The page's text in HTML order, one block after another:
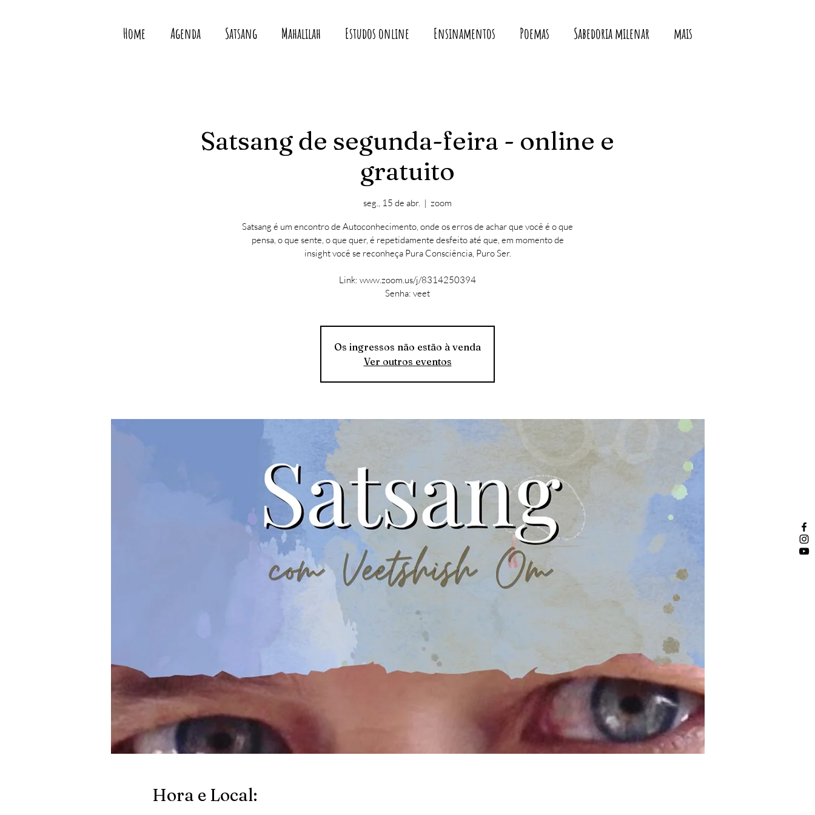
Home Agenda Satsang Mahalilah Estudos online Ensinamentos Poemas Sabedoria milenar mais
Satsang de segunda-feira - online e
gratuito
seg., 15 de abr.
  |
zoom
Satsang é um encontro de Autoconhecimento, onde os erros de achar que você é o que
pensa, o que sente, o que quer, é repetidamente desfeito até que, em momento de
insight você se reconheça Pura Consciência, Puro Ser.
Link: www.zoom.us/j/8314250394
Senha: veet
Os ingressos não estão à venda
Ver outros eventos
Hora e Local: